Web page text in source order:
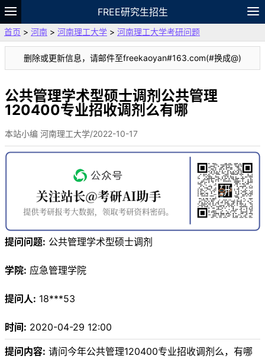
FREE研究生招生
题库
故事 专题 APP 笔记
论坛
VIP
资料
首页 > 河南 > 河南理工大学 > 河南理工大学考研问题
删除或更新信息，请邮件至freekaoyan#163.com(#换成@)
公共管理学术型硕士调剂公共管理
120400专业招收调剂么有哪
本站小编 河南理工大学/2022-10-17
提问问题: 公共管理学术型硕士调剂
学院: 应急管理学院
提问人: 18***53
时间: 2020-04-29 12:00
提问内容: 请问今年公共管理120400专业招收调剂么，有哪